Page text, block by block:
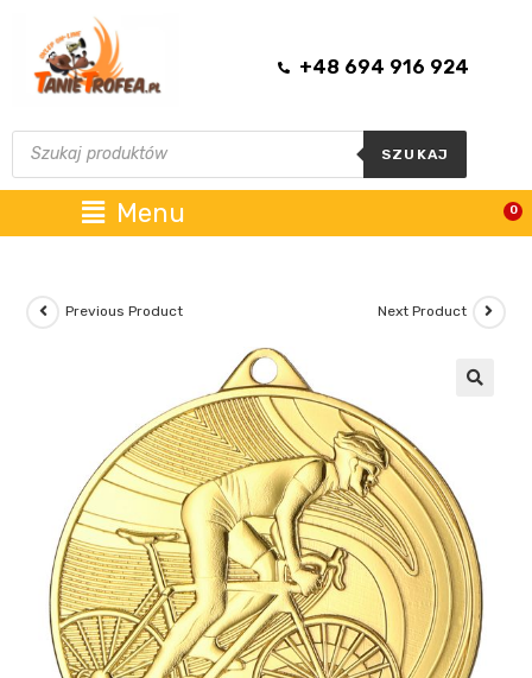
+48 694 916 924
SZUKAJ
Menu 0
Previous Product Next Product